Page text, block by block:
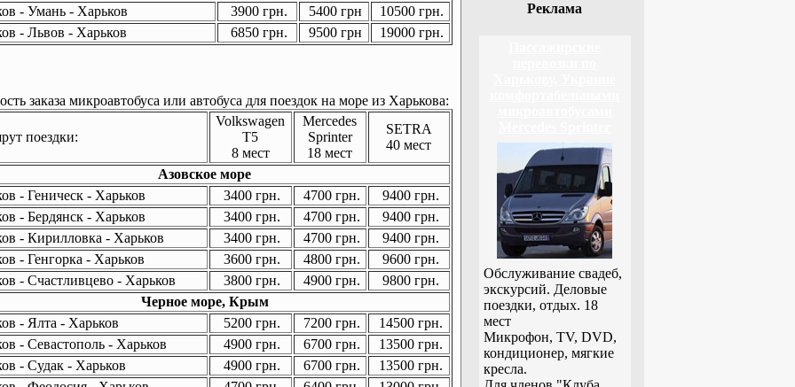
- Умань - Харьков
3900 грн. 5400 грн
10500 грн.
- Львов - Харьков
6850 грн. 9500 грн 19000 грн.
заказа микроавтобуса или автобуса для поездок на море из Харькова:
поездки:
Volkswagen
T5
8 мест
Mercedes
Sprinter
18 мест
SETRA
40 мест
Азовское море
- Геническ - Харьков
3400 грн. 4700 грн.
9400 грн.
- Бердянск - Харьков
3400 грн. 4700 грн.
9400 грн.
- Кирилловка - Харьков
3400 грн. 4700 грн.
9400 грн.
- Генгорка - Харьков
3600 грн. 4800 грн.
9600 грн.
- Счастливцево - Харьков
3800 грн. 4900 грн.
9800 грн.
Черное море, Крым
- Ялта - Харьков
5200 грн. 7200 грн.
14500 грн.
- Севастополь - Харьков
4900 грн. 6700 грн.
13500 грн.
- Судак - Харьков
4900 грн. 6700 грн.
13500 грн.
Реклама
Обслуживание свадеб,
экскурсий. Деловые
поездки, отдых. 18
мест
Микрофон, TV, DVD,
кондиционер, мягкие
кресла.